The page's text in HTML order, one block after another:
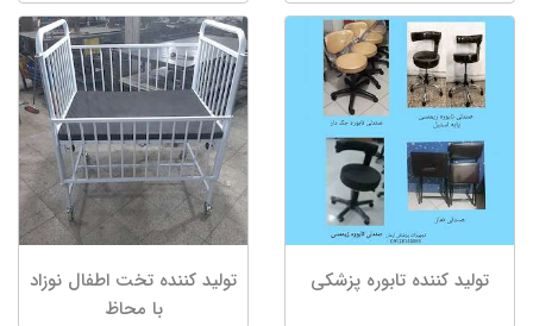
تولید کننده تابوره پزشکی
تولید کننده تخت اطفال نوزاد
با محاظ